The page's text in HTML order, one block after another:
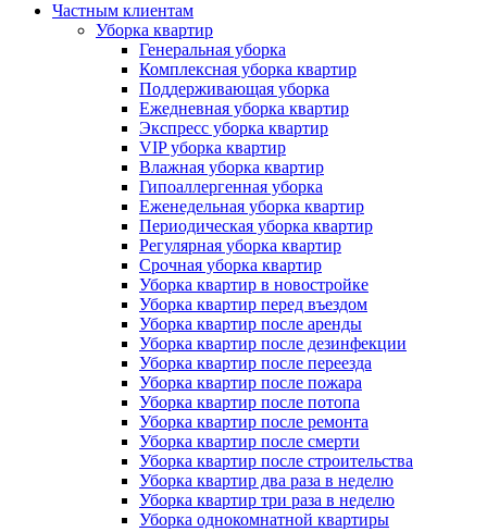
Частным клиентам
Уборка квартир
Генеральная уборка
Комплексная уборка квартир
Поддерживающая уборка
Ежедневная уборка квартир
Экспресс уборка квартир
VIP уборка квартир
Влажная уборка квартир
Гипоаллергенная уборка
Еженедельная уборка квартир
Периодическая уборка квартир
Регулярная уборка квартир
Срочная уборка квартир
Уборка квартир в новостройке
Уборка квартир перед въездом
Уборка квартир после аренды
Уборка квартир после дезинфекции
Уборка квартир после переезда
Уборка квартир после пожара
Уборка квартир после потопа
Уборка квартир после ремонта
Уборка квартир после смерти
Уборка квартир после строительства
Уборка квартир два раза в неделю
Уборка квартир три раза в неделю
Уборка однокомнатной квартиры